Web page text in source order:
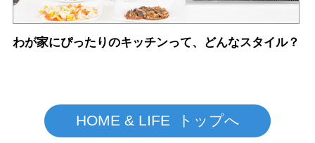
わが家にぴったりのキッチンって、どんなスタイル？
HOME & LIFE トップへ